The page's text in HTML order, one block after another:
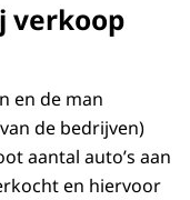
verkoop
en de man
de bedrijven)
aantal auto’s aan
en hiervoor